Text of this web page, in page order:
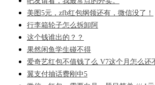
美图5元，zfb红包纲领还有，微信没了！
行李箱轮子怎么拆卸阿
这个钱谁出的？？
果然闲鱼学生碰不得
爱奇艺红包不值钱了么 V7这个月怎么还
翼支付抽话费刚中5